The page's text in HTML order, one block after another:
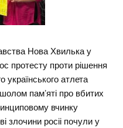
Нова Хвилька у
протесту проти рішення
атлета
памʼяті про вбитих
вчинку
злочини росіі почули у